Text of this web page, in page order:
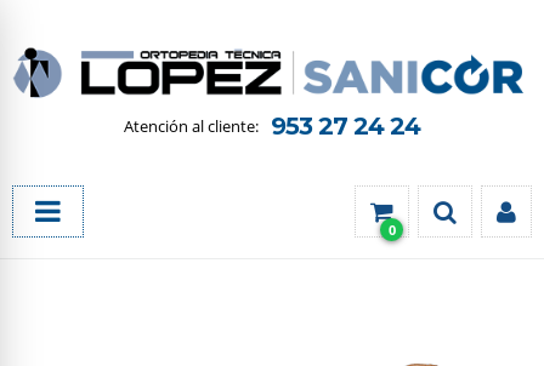
953 27 24 24
0